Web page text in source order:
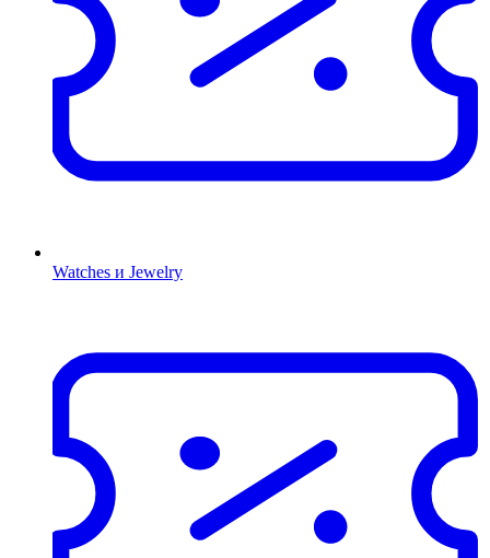
Watches и Jewelry